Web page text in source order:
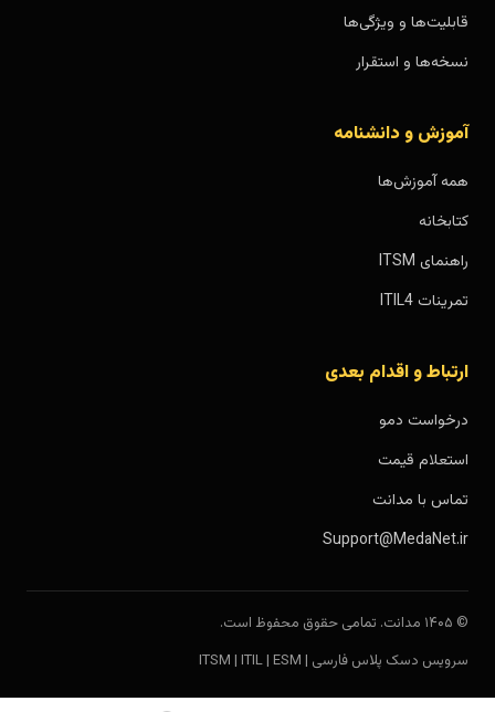
قابلیت‌ها و ویژگی‌ها
نسخه‌ها و استقرار
آموزش و دانشنامه
همه آموزش‌ها
کتابخانه
راهنمای ITSM
تمرینات ITIL4
ارتباط و اقدام بعدی
درخواست دمو
استعلام قیمت
تماس با مدانت
Support@MedaNet.ir
© ۱۴۰۵ مدانت. تمامی حقوق محفوظ است.
سرویس دسک پلاس فارسی | ITSM | ITIL | ESM